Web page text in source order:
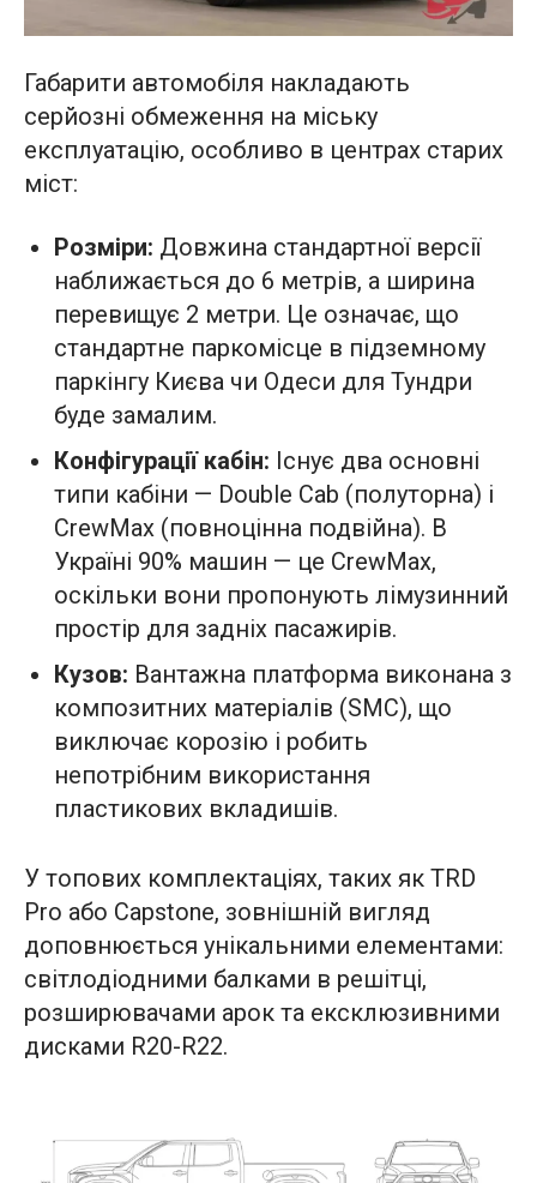
Габарити автомобіля накладають
серйозні обмеження на міську
експлуатацію, особливо в центрах старих
міст:
Розміри: Довжина стандартної версії
наближається до 6 метрів, а ширина
перевищує 2 метри. Це означає, що
стандартне паркомісце в підземному
паркінгу Києва чи Одеси для Тундри
буде замалим.
Конфігурації кабін: Існує два основні
типи кабіни — Double Cab (полуторна) і
CrewMax (повноцінна подвійна). В
Україні 90% машин — це CrewMax,
оскільки вони пропонують лімузинний
простір для задніх пасажирів.
Кузов: Вантажна платформа виконана з
композитних матеріалів (SMC), що
виключає корозію і робить
непотрібним використання
пластикових вкладишів.
У топових комплектаціях, таких як TRD
Pro або Capstone, зовнішній вигляд
доповнюється унікальними елементами:
світлодіодними балками в решітці,
розширювачами арок та ексклюзивними
дисками R20-R22.